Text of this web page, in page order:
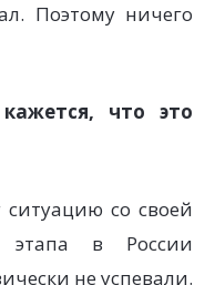
Поэтому ничего
что это
со своей
в России
не успевали.